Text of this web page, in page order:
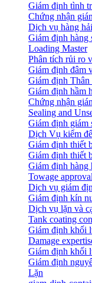
Giám định tình
Chứng nhận
Dịch vụ hàng hải
Giám định hàng
Loading Master
Phân tích rủi ro
​Giám định đâm
Giám định Thân
​Giám định hầm
Chứng nhận
Sealing and
Giám định giám
Dịch Vụ kiểm
Giám định thiết
Giám định thiết
Giám định hàng
Towage
Dịch vụ giám
Giám định kín
Dịch vụ lặn và
Tank coating
Giám định khối
Damage
Giám định khối
Giám định
Lặn